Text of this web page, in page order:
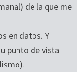
de la que me
en datos. Y
punto de vista